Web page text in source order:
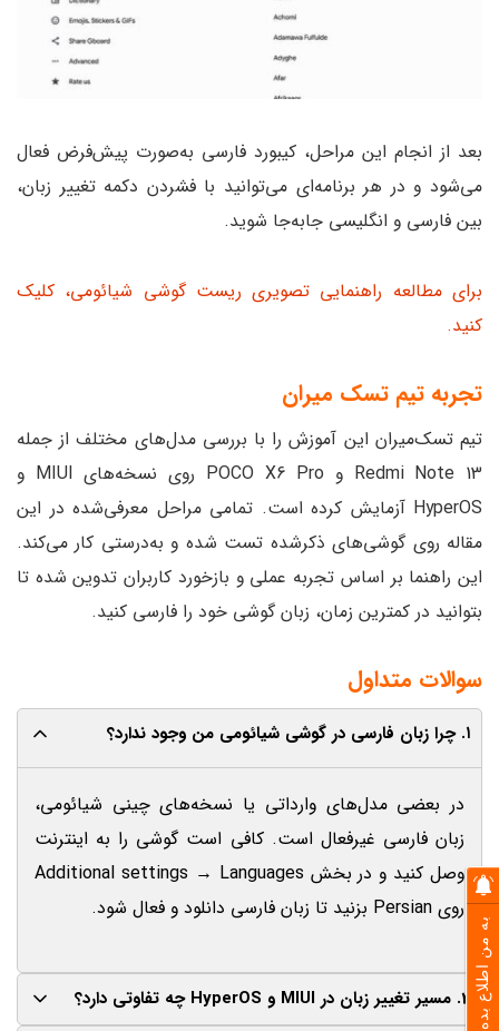
بعد از انجام این مراحل، کیبورد فارسی به‌صورت پیش‌فرض فعال
می‌شود و در هر برنامه‌ای می‌توانید با فشردن دکمه تغییر زبان،
بین فارسی و انگلیسی جابه‌جا شوید.
برای مطالعه راهنمایی تصویری ریست گوشی شیائومی، کلیک
کنید.
تجربه تیم تسک میران
تیم تسک‌میران این آموزش را با بررسی مدل‌های مختلف از جمله
Redmi Note 13 و POCO X6 Pro روی نسخه‌های MIUI و
HyperOS آزمایش کرده است. تمامی مراحل معرفی‌شده در این
مقاله روی گوشی‌های ذکرشده تست شده و به‌درستی کار می‌کند.
این راهنما بر اساس تجربه عملی و بازخورد کاربران تدوین شده تا
بتوانید در کمترین زمان، زبان گوشی خود را فارسی کنید.
سوالات متداول
۱. چرا زبان فارسی در گوشی شیائومی من وجود ندارد؟
در بعضی مدل‌های وارداتی یا نسخه‌های چینی شیائومی،
زبان فارسی غیرفعال است. کافی است گوشی را به اینترنت
وصل کنید و در بخش Additional settings → Languages
روی Persian بزنید تا زبان فارسی دانلود و فعال شود.
2. مسیر تغییر زبان در MIUI و HyperOS چه تفاوتی دارد؟ به من اطلاع بده